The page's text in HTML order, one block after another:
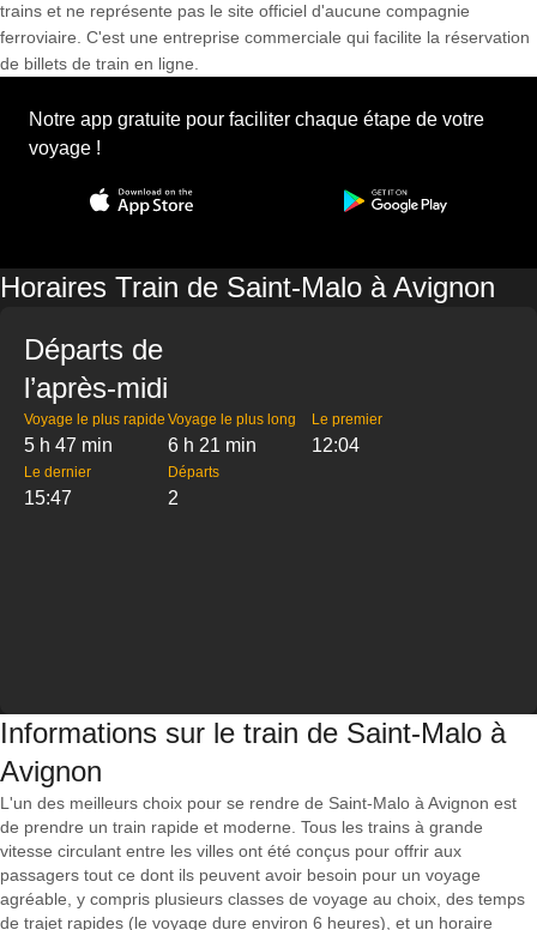
trains et ne représente pas le site officiel d'aucune compagnie
ferroviaire. C'est une entreprise commerciale qui facilite la réservation
de billets de train en ligne.
Notre app gratuite pour faciliter chaque étape de votre
voyage !
Horaires Train de Saint-Malo à Avignon
Départs de
l’après-midi
Voyage le plus rapide
5 h 47 min
Voyage le plus long
6 h 21 min
Le premier
12:04
Le dernier
15:47
Départs
2
Informations sur le train de Saint-Malo à
Avignon
L'un des meilleurs choix pour se rendre de Saint-Malo à Avignon est
de prendre un train rapide et moderne. Tous les trains à grande
vitesse circulant entre les villes ont été conçus pour offrir aux
passagers tout ce dont ils peuvent avoir besoin pour un voyage
agréable, y compris plusieurs classes de voyage au choix, des temps
de trajet rapides (le voyage dure environ 6 heures), et un horaire